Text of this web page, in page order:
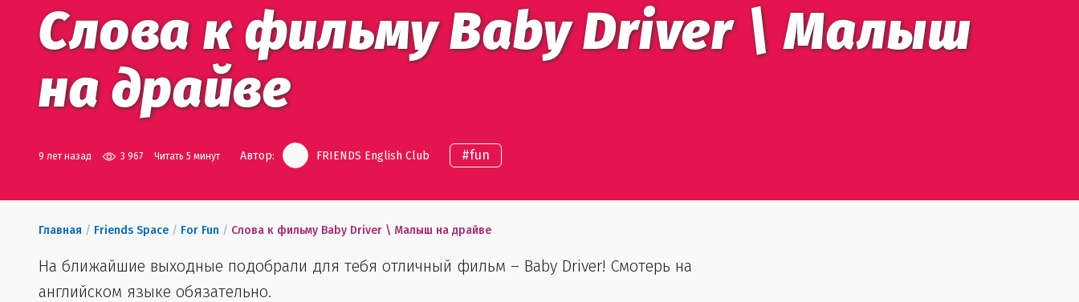
Слова к фильму Baby Driver \ Малыш
на драйве
9 лет назад 3 967 Читать 5 минут Автор: FRIENDS English Club #fun
Главная / Friends Space / For Fun / Слова к фильму Baby Driver \ Малыш на драйве
На ближайшие выходные подобрали для тебя отличный фильм – Baby Driver! Смотерь на
английском языке обязательно.